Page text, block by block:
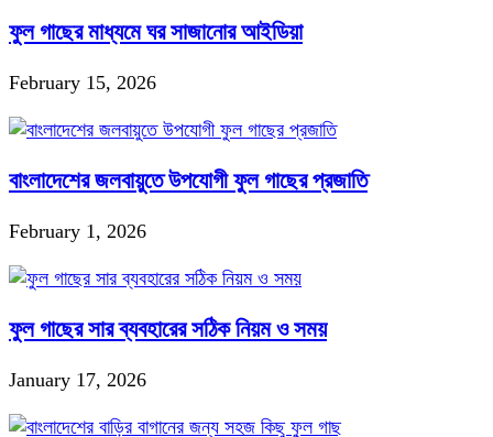
ফুল গাছের মাধ্যমে ঘর সাজানোর আইডিয়া
February 15, 2026
বাংলাদেশের জলবায়ুতে উপযোগী ফুল গাছের প্রজাতি
February 1, 2026
ফুল গাছের সার ব্যবহারের সঠিক নিয়ম ও সময়
January 17, 2026